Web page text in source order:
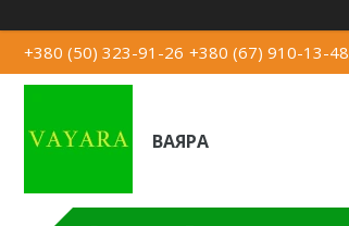
+380 (50) 323-91-26 +380 (67) 910-13-48
ВАЯРА